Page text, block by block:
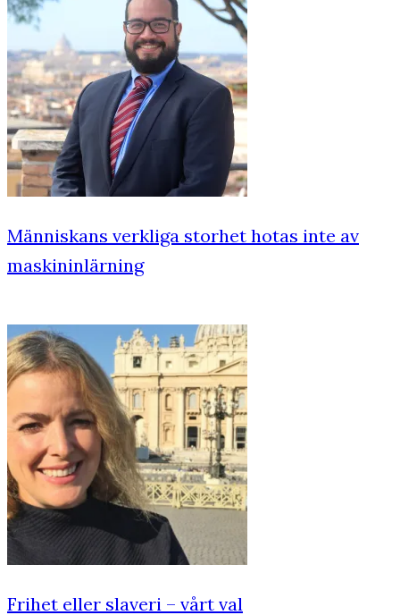
Människans verkliga storhet hotas inte av
maskininlärning
Frihet eller slaveri – vårt val